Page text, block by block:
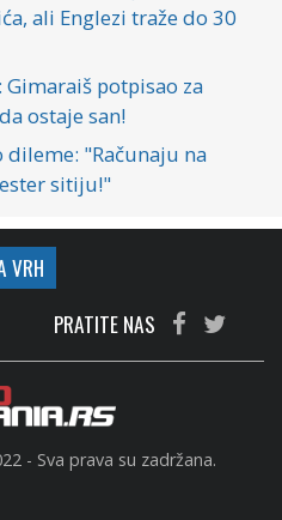
ali Englezi traže do 30
potpisao za
ostaje san!
dileme: "Računaju na
sitiju!"
VRH
PRATITE NAS
- Sva prava su zadržana.